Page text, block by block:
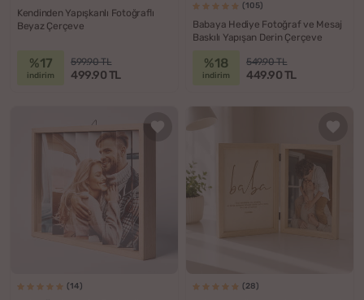
Kendinden Yapışkanlı Fotoğraflı
Beyaz Çerçeve
%17
indirim
599.90 TL
499.90 TL
(105)
Babaya Hediye Fotoğraf ve Mesaj
Baskılı Yapışan Derin Çerçeve
%18
indirim
549.90 TL
449.90 TL
(14) (28)